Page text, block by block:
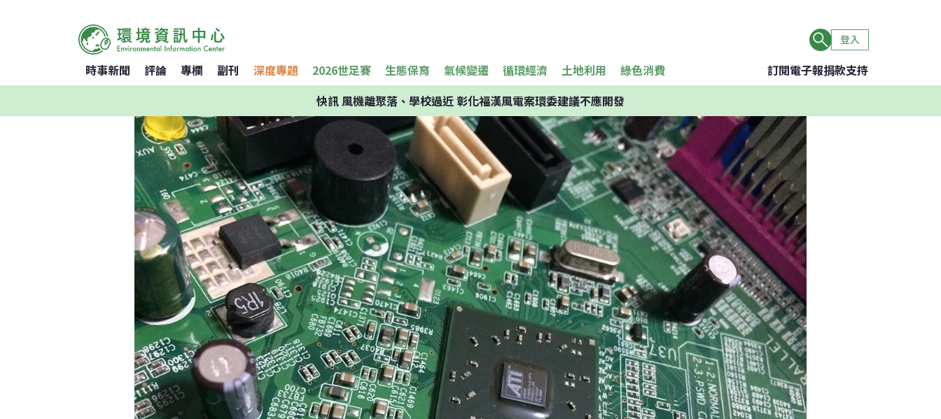
登入
時事新聞 評論 專欄 副刊 深度專題 2026世足賽 生態保育 氣候變遷 循環經濟 土地利用 綠色消費 訂閱電子報捐款支持
快訊風機離聚落、學校過近 彰化福漢風電案環委建議不應開發